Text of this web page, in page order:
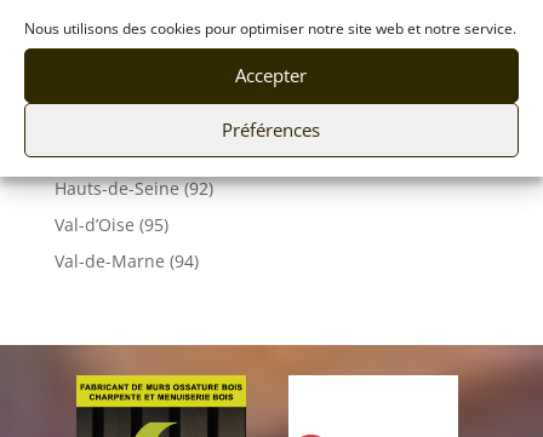
Nous utilisons des cookies pour optimiser notre site web et notre service.
Accepter
Préférences
Vendée (85)
Essonne (91)
Hauts-de-Seine (92)
Val-d’Oise (95)
Val-de-Marne (94)